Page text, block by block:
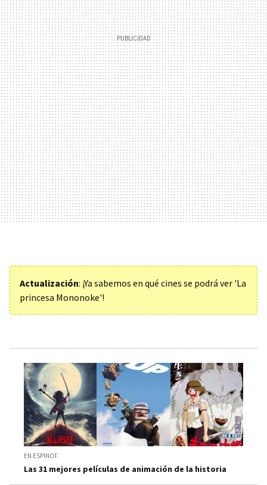
Actualización: ¡Ya sabemos en qué cines se podrá ver 'La
princesa Mononoke'!
EN ESPINOF
Las 31 mejores películas de animación de la historia